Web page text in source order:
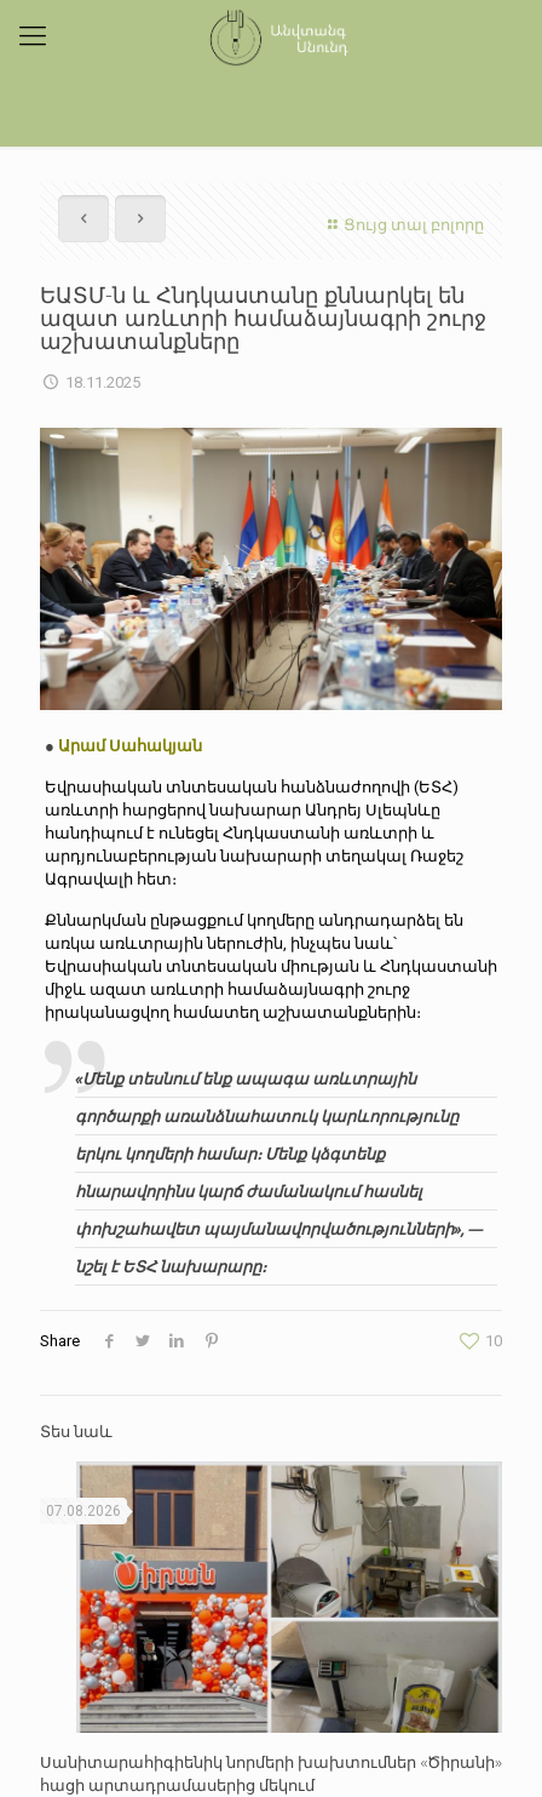
Ցույց տալ բոլորը
ԵԱՏՄ-ն և Հնդկաստանը քննարկել են
ազատ առևտրի համաձայնագրի շուրջ
աշխատանքները
18.11.2025
● Արամ Սահակյան
Եվրասիական տնտեսական հանձնաժողովի (ԵՏՀ)
առևտրի հարցերով նախարար Անդրեյ Սլեպնևը
հանդիպում է ունեցել Հնդկաստանի առևտրի և
արդյունաբերության նախարարի տեղակալ Ռաջեշ
Ագրավալի հետ։
Քննարկման ընթացքում կողմերը անդրադարձել են
առկա առևտրային ներուժին, ինչպես նաև՝
Եվրասիական տնտեսական միության և Հնդկաստանի
միջև ազատ առևտրի համաձայնագրի շուրջ
իրականացվող համատեղ աշխատանքներին։
«Մենք տեսնում ենք ապագա առևտրային
գործարքի առանձնահատուկ կարևորությունը
երկու կողմերի համար։ Մենք կձգտենք
հնարավորինս կարճ ժամանակում հասնել
փոխշահավետ պայմանավորվածությունների», —
նշել է ԵՏՀ նախարարը։
Share 10
Տես նաև
07.08.2026
Սանիտարահիգիենիկ նորմերի խախտումներ «Ծիրանի»
հացի արտադրամասերից մեկում